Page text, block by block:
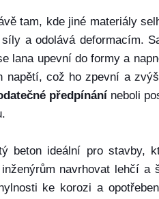
tam, kde jiné materiály
a odolává deformacím.
lana upevní do formy a
napětí, což ho zpevní a
předpínání neboli
beton ideální pro stavby,
navrhovat lehčí
ke korozi a